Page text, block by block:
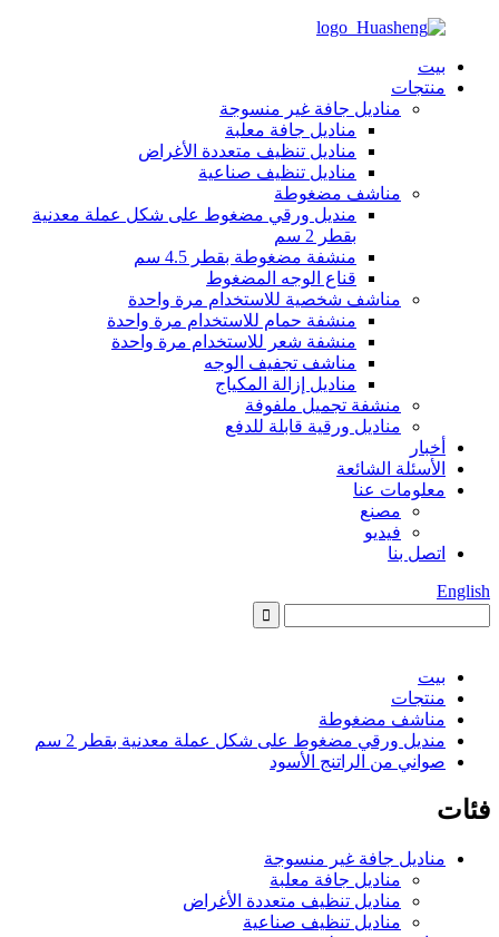
بيت
منتجات
مناديل جافة غير منسوجة
مناديل جافة معلبة
مناديل تنظيف متعددة الأغراض
مناديل تنظيف صناعية
مناشف مضغوطة
منديل ورقي مضغوط على شكل عملة معدنية
بقطر 2 سم
منشفة مضغوطة بقطر 4.5 سم
قناع الوجه المضغوط
مناشف شخصية للاستخدام مرة واحدة
منشفة حمام للاستخدام مرة واحدة
منشفة شعر للاستخدام مرة واحدة
مناشف تجفيف الوجه
مناديل إزالة المكياج
منشفة تجميل ملفوفة
مناديل ورقية قابلة للدفع
أخبار
الأسئلة الشائعة
معلومات عنا
مصنع
فيديو
اتصل بنا
English
بيت
منتجات
مناشف مضغوطة
منديل ورقي مضغوط على شكل عملة معدنية بقطر 2 سم
صواني من الراتنج الأسود
فئات
مناديل جافة غير منسوجة
مناديل جافة معلبة
مناديل تنظيف متعددة الأغراض
مناديل تنظيف صناعية